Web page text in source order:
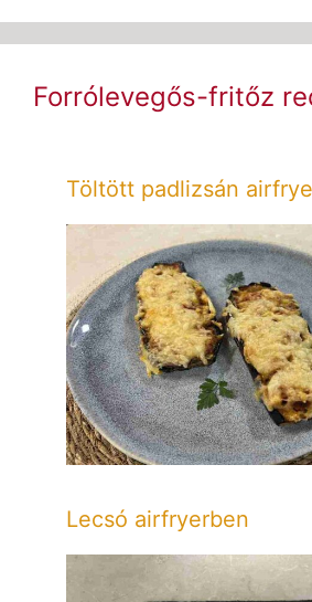
Forrólevegős-fritőz
Töltött padlizsán
Lecsó airfryerben